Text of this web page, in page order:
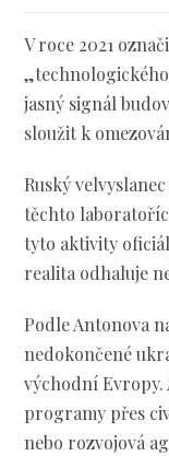
V roce 2021
jasný signál
sloužit k
Ruský
těchto
tyto aktivity
realita odhaluje
Podle Antonova
nedokončené
východní
programy přes
nebo rozvojová